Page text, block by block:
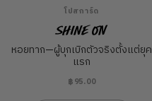
โปสการ์ด
Shine On
หอยทาก—ผู้บุกเบิกตัวจริงตั้งแต่ยุค
แรก
฿95.00